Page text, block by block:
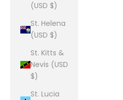
(USD $)
St. Helena
(USD $)
St. Kitts &
Nevis (USD
$)
St. Lucia